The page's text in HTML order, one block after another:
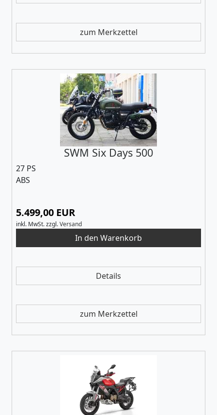
zum Merkzettel
SWM Six Days 500
27 PS
ABS
5.499,00 EUR
inkl. MwSt.zzgl.Versand
Details
zum Merkzettel